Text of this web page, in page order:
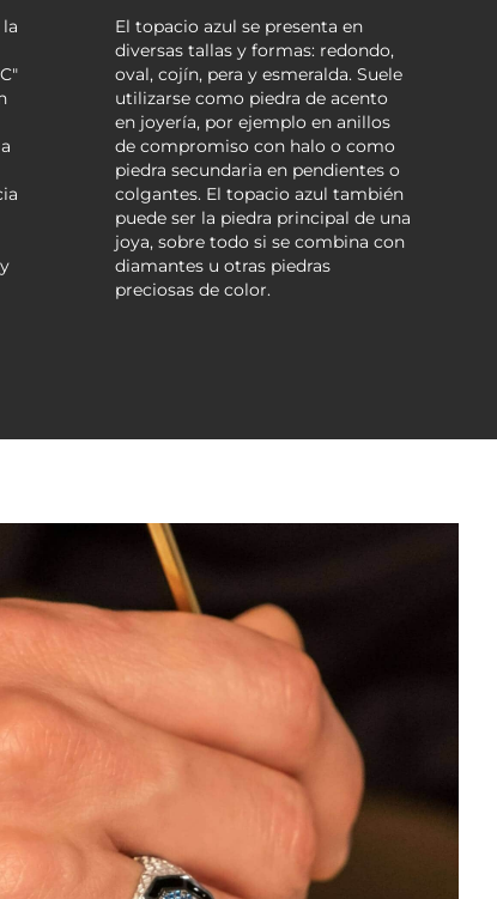
El topacio azul se presenta en
diversas tallas y formas: redondo,
oval, cojín, pera y esmeralda. Suele
utilizarse como piedra de acento
en joyería, por ejemplo en anillos
de compromiso con halo o como
piedra secundaria en pendientes o
colgantes. El topacio azul también
puede ser la piedra principal de una
joya, sobre todo si se combina con
diamantes u otras piedras
preciosas de color.